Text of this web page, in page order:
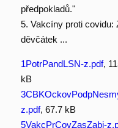
předpokladů."
5. Vakcíny proti covidu:
děvčátek ...
1PotrPandLSN-z.pdf,
kB
z.pdf, 67.7 kB
5VakcPrCovZasZabi-